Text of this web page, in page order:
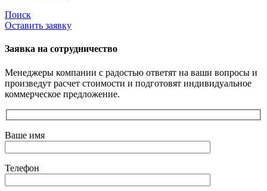
Поиск
Оставить заявку
Заявка на сотрудничество
Менеджеры компании с радостью ответят на ваши вопросы и
произведут расчет стоимости и подготовят индивидуальное
коммерческое предложение.
Ваше имя
Телефон